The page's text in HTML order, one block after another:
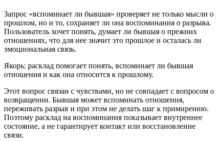
Запрос «вспоминает ли бывшая» проверяет не только мысли о
прошлом, но и то, сохраняет ли она воспоминания о разрыва.
Пользователь хочет понять, думает ли бывшая о прежних
отношениях, что для нее значит это прошлое и осталась ли
эмоциональная связь.
Якорь: расклад помогает понять, вспоминает ли бывшая
отношения и как она относится к прошлому.
Этот вопрос связан с чувствами, но не совпадает с вопросом о
возвращении. Бывшая может вспоминать отношения,
переживать разрыв и при этом не делать шаг к примирению.
Поэтому расклад на воспоминания показывает внутреннее
состояние, а не гарантирует контакт или восстановление
связи.